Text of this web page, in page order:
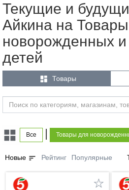
Текущие и
Айкина на
новорожденных
детей
 Товары
Все Товары для
Новые sort Рейтинг Популярные